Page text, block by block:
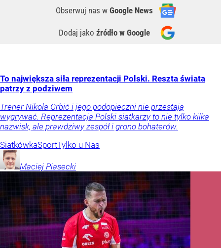
Obserwuj nas w Google News
Dodaj jako źródło w Google
To największa siła reprezentacji Polski. Reszta świata
patrzy z podziwem
Trener Nikola Grbić i jego podopieczni nie przestają
wygrywać. Reprezentacja Polski siatkarzy to nie tylko kilka
nazwisk, ale prawdziwy zespół i grono bohaterów.
SiatkówkaSportTylko u Nas
Maciej Piasecki